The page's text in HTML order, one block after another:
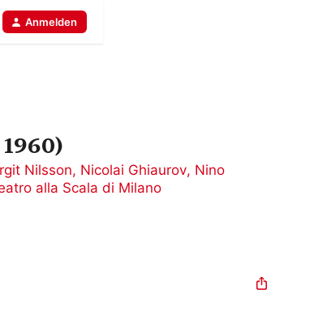
Anmelden
Nilsson, Nicolai Ghiaurov, Nino
alla Scala di Milano